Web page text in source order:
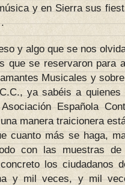
y en Sierra sus
y algo que se nos
que se reservaron para
Musicales y
ya sabéis a
Española
manera traicionera
cuanto más se haga,
con las muestras
los ciudadanos
y mil veces, y mil